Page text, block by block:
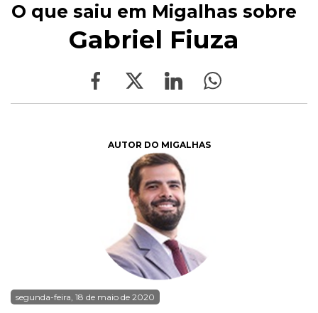
O que saiu em Migalhas sobre
Gabriel Fiuza
AUTOR DO MIGALHAS
segunda-feira, 18 de maio de 2020